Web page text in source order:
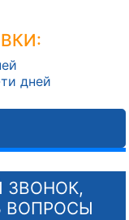
дней
ЗВОНОК,
ВОПРОСЫ